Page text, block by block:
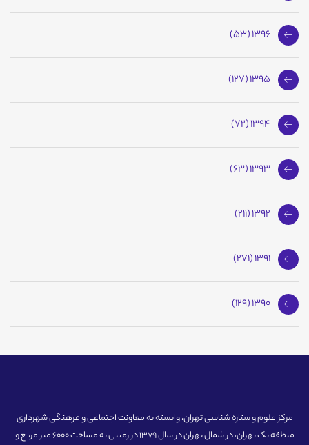
1396 (53)
1395 (127)
1394 (72)
1393 (63)
1392 (211)
1391 (271)
1390 (129)
مرکز علوم و ستاره شناسی تهران، وابسته به معاونت اجتماعی و فرهنگی شهرداری
منطقه یک تهران، در شمال تهران در سال 1379 در زمینی به مساحت 6000 متر مربع و